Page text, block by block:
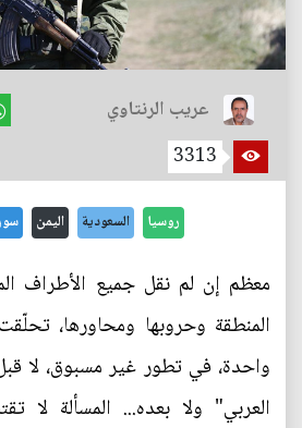
عريب الرنتاوي
3313
روسيا السعودية اليمن
معظم إن لم نقل جميع الأطراف
المنطقة وحروبها ومحاورها،
واحدة، في تطور غير مسبوق، لا
العربي" ولا بعده... المسألة لا